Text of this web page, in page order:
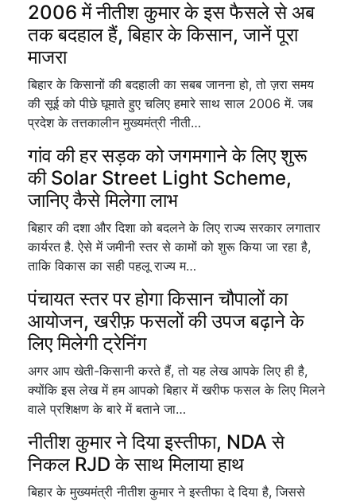
2006 में नीतीश कुमार के इस फैसले से अब
तक बदहाल हैं, बिहार के किसान, जानें पूरा
माजरा
बिहार के किसानों की बदहाली का सबब जानना हो, तो ज़रा समय
की सूई को पीछे घूमाते हुए चलिए हमारे साथ साल 2006 में. जब
प्रदेश के तत्तकालीन मुख्यमंत्री नीती…
गांव की हर सड़क को जगमगाने के लिए शुरू
की Solar Street Light Scheme,
जानिए कैसे मिलेगा लाभ
बिहार की दशा और दिशा को बदलने के लिए राज्य सरकार लगातार
कार्यरत है. ऐसे में जमीनी स्तर से कामों को शुरू किया जा रहा है,
ताकि विकास का सही पहलू राज्य म…
पंचायत स्तर पर होगा किसान चौपालों का
आयोजन, खरीफ़ फसलों की उपज बढ़ाने के
लिए मिलेगी ट्रेनिंग
अगर आप खेती-किसानी करते हैं, तो यह लेख आपके लिए ही है,
क्योंकि इस लेख में हम आपको बिहार में खरीफ फसल के लिए मिलने
वाले प्रशिक्षण के बारे में बताने जा…
नीतीश कुमार ने दिया इस्तीफा, NDA से
निकल RJD के साथ मिलाया हाथ
बिहार के मुख्यमंत्री नीतीश कुमार ने इस्तीफा दे दिया है, जिससे